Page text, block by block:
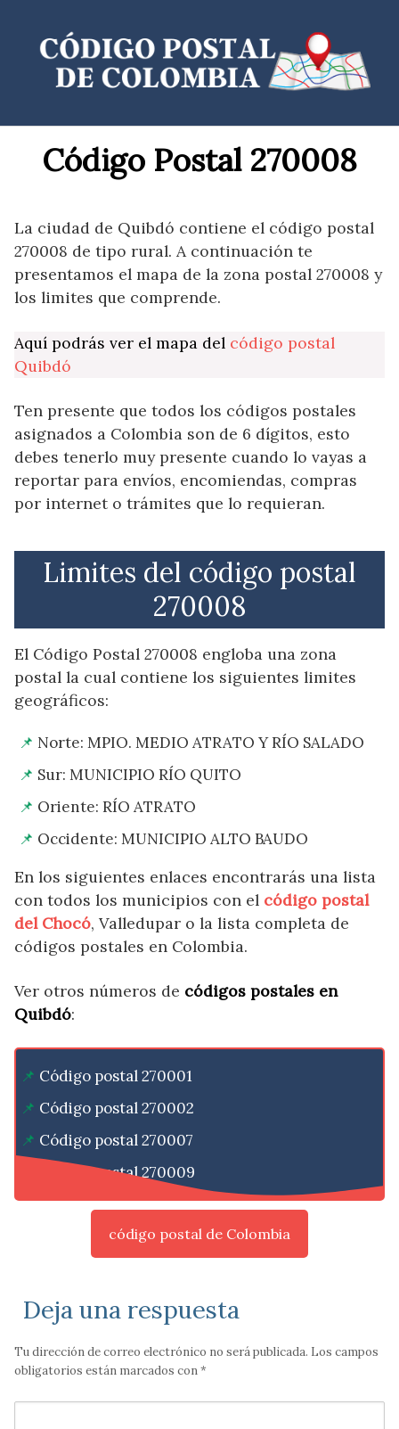
contenido
Código Postal 270008
La ciudad de Quibdó contiene el código postal
270008 de tipo rural. A continuación te
presentamos el mapa de la zona postal 270008 y
los limites que comprende.
Aquí podrás ver el mapa del código postal
Quibdó
Ten presente que todos los códigos postales
asignados a Colombia son de 6 dígitos, esto
debes tenerlo muy presente cuando lo vayas a
reportar para envíos, encomiendas, compras
por internet o trámites que lo requieran.
Limites del código postal
270008
El Código Postal 270008 engloba una zona
postal la cual contiene los siguientes limites
geográficos:
Norte: MPIO. MEDIO ATRATO Y RÍO SALADO
Sur: MUNICIPIO RÍO QUITO
Oriente: RÍO ATRATO
Occidente: MUNICIPIO ALTO BAUDO
En los siguientes enlaces encontrarás una lista
con todos los municipios con el código postal
del Chocó, Valledupar o la lista completa de
códigos postales en Colombia.
Ver otros números de códigos postales en
Quibdó:
Código postal 270001
Código postal 270002
Código postal 270007
Código postal 270009
código postal de Colombia
Deja una respuesta
Tu dirección de correo electrónico no será publicada. Los campos
obligatorios están marcados con*